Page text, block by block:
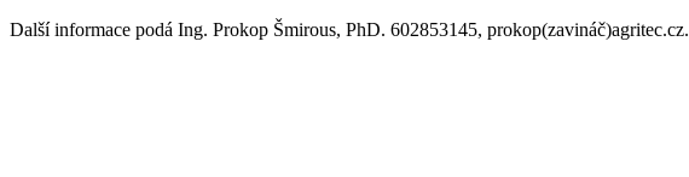
Další informace podá Ing. Prokop Šmirous, PhD. 602853145, prokop(zavináč)agritec.cz.